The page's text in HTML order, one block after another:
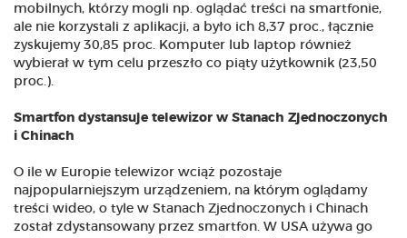
mobilnych, którzy mogli np. oglądać treści na smartfonie,
ale nie korzystali z aplikacji, a było ich 8,37 proc., łącznie
zyskujemy 30,85 proc. Komputer lub laptop również
wybierał w tym celu przeszło co piąty użytkownik (23,50
proc.).
Smartfon dystansuje telewizor w Stanach Zjednoczonych
i Chinach
O ile w Europie telewizor wciąż pozostaje
najpopularniejszym urządzeniem, na którym oglądamy
treści wideo, o tyle w Stanach Zjednoczonych i Chinach
został zdystansowany przez smartfon. W USA używa go